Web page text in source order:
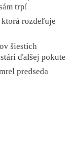
trpí
ktorá rozdeľuje
šiestich
ďalšej pokute
predseda